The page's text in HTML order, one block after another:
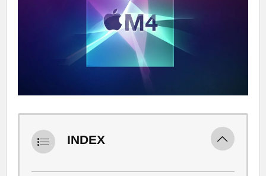
INDEX